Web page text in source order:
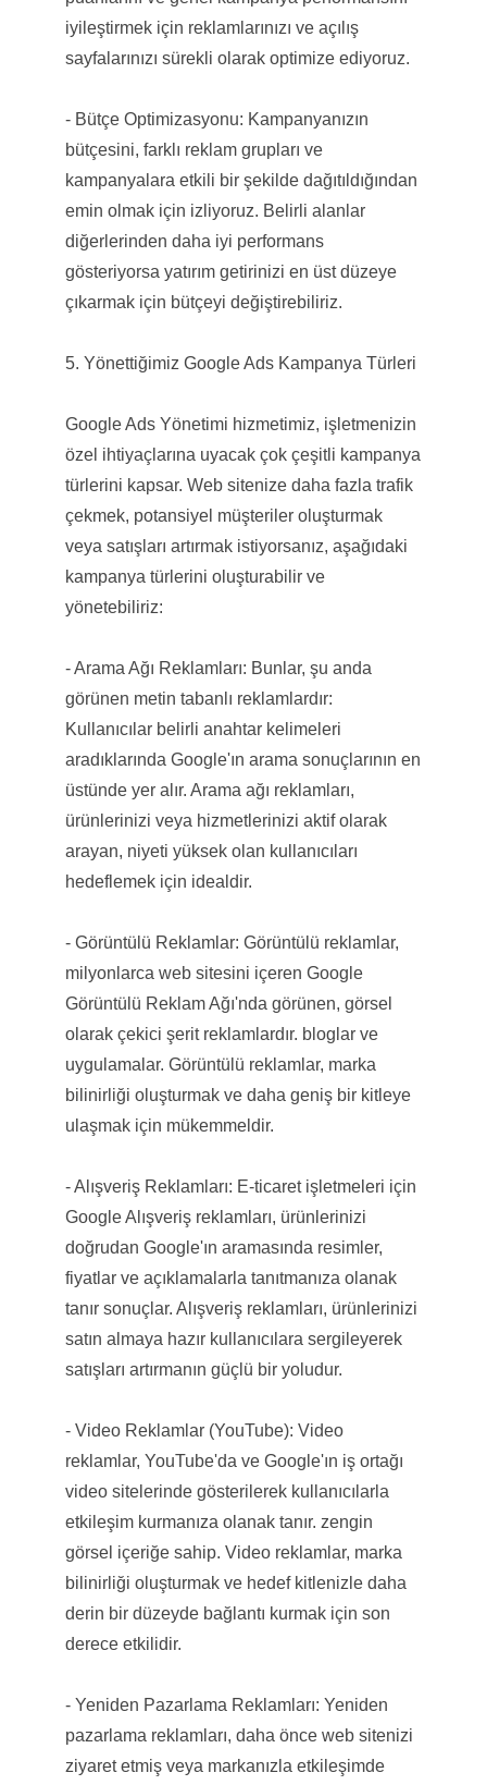
iyileştirmek için reklamlarınızı ve açılış
sayfalarınızı sürekli olarak optimize ediyoruz.
- Bütçe Optimizasyonu: Kampanyanızın
bütçesini, farklı reklam grupları ve
kampanyalara etkili bir şekilde dağıtıldığından
emin olmak için izliyoruz. Belirli alanlar
diğerlerinden daha iyi performans
gösteriyorsa yatırım getirinizi en üst düzeye
çıkarmak için bütçeyi değiştirebiliriz.
5. Yönettiğimiz Google Ads Kampanya Türleri
Google Ads Yönetimi hizmetimiz, işletmenizin
özel ihtiyaçlarına uyacak çok çeşitli kampanya
türlerini kapsar. Web sitenize daha fazla trafik
çekmek, potansiyel müşteriler oluşturmak
veya satışları artırmak istiyorsanız, aşağıdaki
kampanya türlerini oluşturabilir ve
yönetebiliriz:
- Arama Ağı Reklamları: Bunlar, şu anda
görünen metin tabanlı reklamlardır:
Kullanıcılar belirli anahtar kelimeleri
aradıklarında Google'ın arama sonuçlarının en
üstünde yer alır. Arama ağı reklamları,
ürünlerinizi veya hizmetlerinizi aktif olarak
arayan, niyeti yüksek olan kullanıcıları
hedeflemek için idealdir.
- Görüntülü Reklamlar: Görüntülü reklamlar,
milyonlarca web sitesini içeren Google
Görüntülü Reklam Ağı'nda görünen, görsel
olarak çekici şerit reklamlardır. bloglar ve
uygulamalar. Görüntülü reklamlar, marka
bilinirliği oluşturmak ve daha geniş bir kitleye
ulaşmak için mükemmeldir.
- Alışveriş Reklamları: E-ticaret işletmeleri için
Google Alışveriş reklamları, ürünlerinizi
doğrudan Google'ın aramasında resimler,
fiyatlar ve açıklamalarla tanıtmanıza olanak
tanır sonuçlar. Alışveriş reklamları, ürünlerinizi
satın almaya hazır kullanıcılara sergileyerek
satışları artırmanın güçlü bir yoludur.
- Video Reklamlar (YouTube): Video
reklamlar, YouTube'da ve Google'ın iş ortağı
video sitelerinde gösterilerek kullanıcılarla
etkileşim kurmanıza olanak tanır. zengin
görsel içeriğe sahip. Video reklamlar, marka
bilinirliği oluşturmak ve hedef kitlenizle daha
derin bir düzeyde bağlantı kurmak için son
derece etkilidir.
- Yeniden Pazarlama Reklamları: Yeniden
pazarlama reklamları, daha önce web sitenizi
ziyaret etmiş veya markanızla etkileşimde